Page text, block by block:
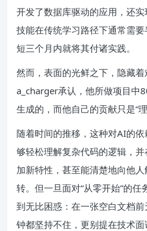
开发了数据库驱动的应用，还
技能在传统学习路径下通常需
短三个月内就将其付诸实践。
然而，表面的光鲜之下，隐藏
a_charger承认，他所做项目中
生成的，而他自己的贡献只是“理
随着时间的推移，这种对AI的
够轻松理解复杂代码的逻辑，
加新特性，甚至能清楚地向他
转。但一旦面对“从零开始”的
到无比困惑：在一张空白文档
钟都坚持不住，更别提在技术面